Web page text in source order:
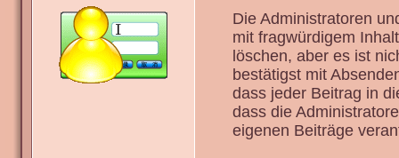
Die Administratoren
mit fragwürdigem
löschen, aber es ist
bestätigst mit
dass jeder Beitrag in
dass die
eigenen Beiträge